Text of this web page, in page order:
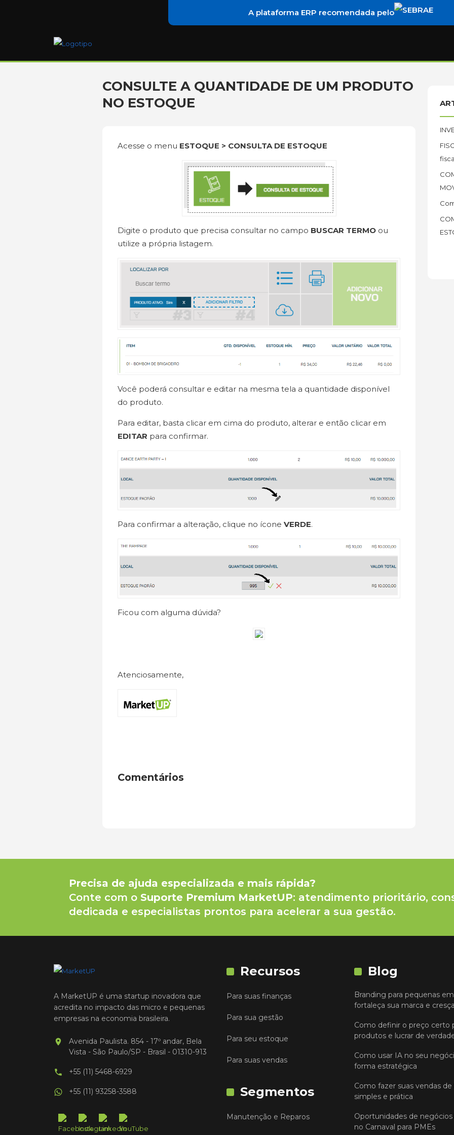
A plataforma ERP recomendada pelo
CONSULTE A QUANTIDADE DE UM PRODUTO
NO ESTOQUE
Acesse o menu ESTOQUE > CONSULTA DE ESTOQUE
Digite o produto que precisa consultar no campo BUSCAR TERMO ou
utilize a própria listagem.
Você poderá consultar e editar na mesma tela a quantidade disponível
do produto.
Para editar, basta clicar em cima do produto, alterar e então clicar em
EDITAR para confirmar.
Para confirmar a alteração, clique no ícone VERDE.
Ficou com alguma dúvida?
Atenciosamente,
Comentários
Precisa de ajuda especializada e mais rápida?
Conte com o Suporte Premium MarketUP: atendimento prioritário,
dedicada e especialistas prontos para acelerar a sua gestão.
A MarketUP é uma startup inovadora que
acredita no impacto das micro e pequenas
empresas na economia brasileira.
Avenida Paulista. 854 - 17º andar, Bela
Vista - São Paulo/SP - Brasil - 01310-913
+55 (11) 5468-6929
+55 (11) 93258-3588
Recursos
Para suas finanças
Para sua gestão
Para seu estoque
Para suas vendas
Segmentos
Manutenção e Reparos
Blog
Branding para pequenas
fortaleça sua marca e cresça
Como definir o preço certo
produtos e lucrar de
Como usar IA no seu
forma estratégica
Como fazer suas vendas
simples e prática
Oportunidades de negócios
no Carnaval para PMEs